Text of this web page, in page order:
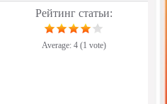
Рейтинг статьи:
Average: 4 (1 vote)